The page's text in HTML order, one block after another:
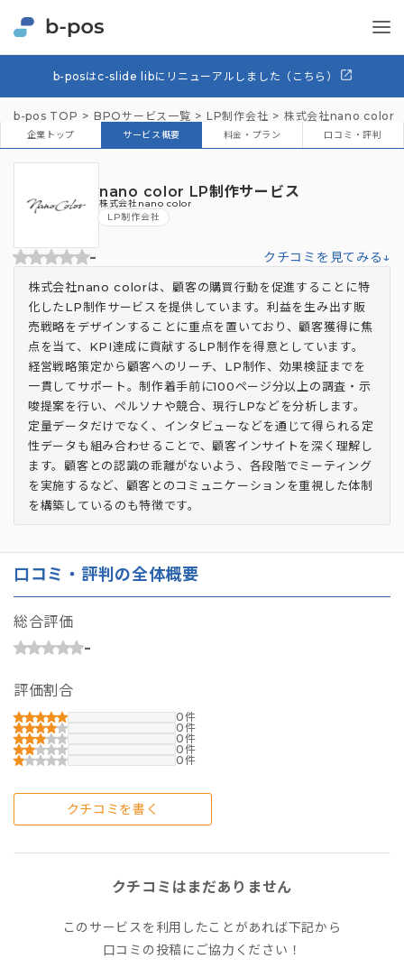
b-posはc-slide libにリニューアルしました（こちら）
b-pos TOP BPOサービス一覧 LP制作会社 株式会社nano color
企業トップ サービス概要 料金・プラン 口コミ・評判
nano color LP制作サービス
株式会社nano color
LP制作会社
- クチコミを見てみる↓
株式会社nano colorは、顧客の購買行動を促進することに特
化したLP制作サービスを提供しています。利益を生み出す販
売戦略をデザインすることに重点を置いており、顧客獲得に焦
点を当て、KPI達成に貢献するLP制作を得意としています。
経営戦略策定から顧客へのリーチ、LP制作、効果検証までを
一貫してサポート。制作着手前に100ページ分以上の調査・示
唆提案を行い、ペルソナや競合、現行LPなどを分析します。
定量データだけでなく、インタビューなどを通じて得られる定
性データも組み合わせることで、顧客インサイトを深く理解し
ます。顧客との認識の乖離がないよう、各段階でミーティング
を実施するなど、顧客とのコミュニケーションを重視した体制
を構築しているのも特徴です。
口コミ・評判の全体概要
総合評価
-
評価割合
0
0
0
0
0
クチコミを書く
クチコミはまだありません
このサービスを利用したことがあれば下記から
口コミの投稿にご協力ください！